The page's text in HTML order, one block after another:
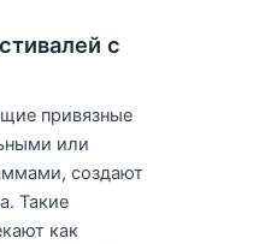
с
привязные
или
создают
Такие
как